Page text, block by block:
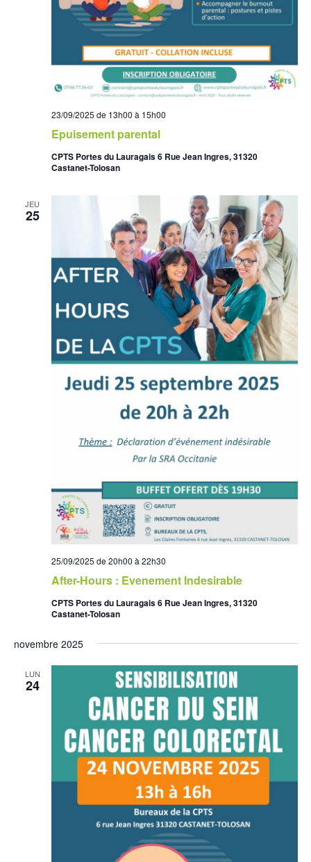
23/09/2025 de 13h00 à 15h00
Epuisement parental
CPTS Portes du Lauragais 6 Rue Jean Ingres, 31320
Castanet-Tolosan
JEU
25
25/09/2025 de 20h00 à 22h30
After-Hours : Evenement Indesirable
CPTS Portes du Lauragais 6 Rue Jean Ingres, 31320
Castanet-Tolosan
novembre 2025
LUN
24